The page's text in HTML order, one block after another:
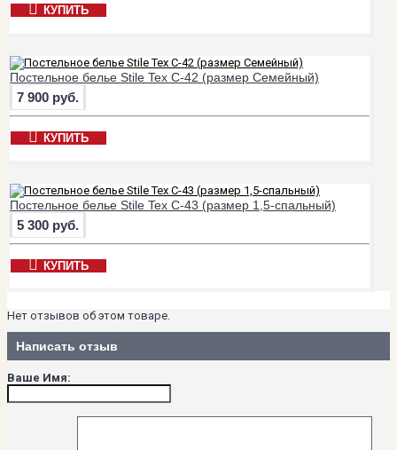
КУПИТЬ
Постельное белье Stile Tex C-42 (размер Семейный)
7 900 руб.
КУПИТЬ
Постельное белье Stile Tex C-43 (размер 1,5-спальный)
5 300 руб.
КУПИТЬ
Нет отзывов об этом товаре.
Написать отзыв
Ваше Имя: